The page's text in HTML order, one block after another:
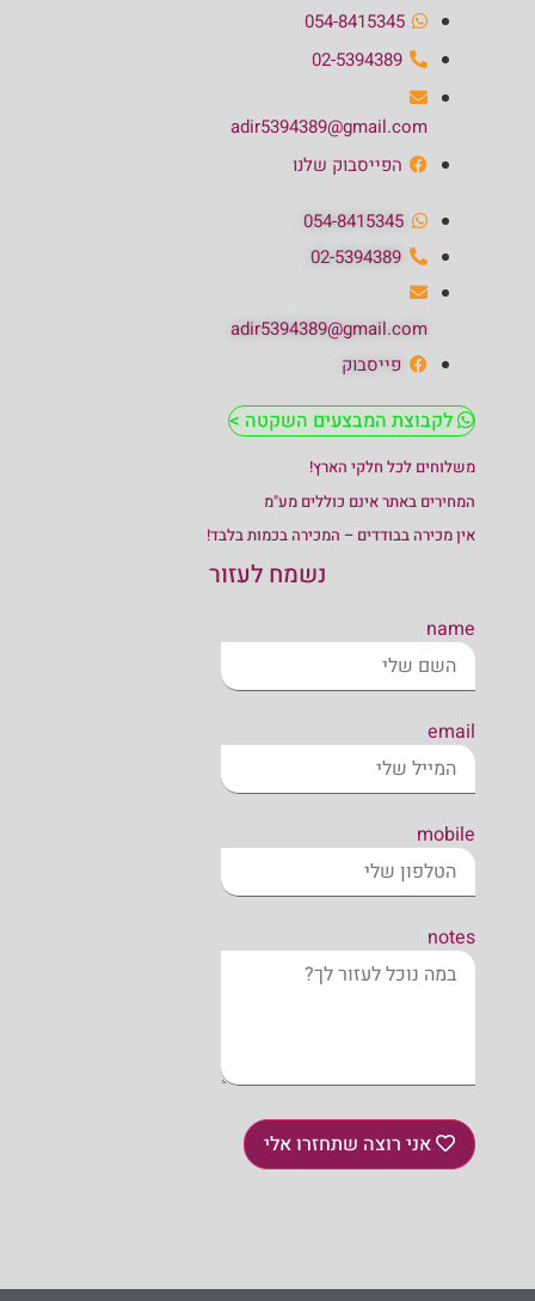
054-8415345
02-5394389
adir5394389@gmail.com
הפייסבוק שלנו
054-8415345
02-5394389
adir5394389@gmail.com
פייסבוק
לקבוצת המבצעים השקטה >
משלוחים לכל חלקי הארץ!
המחירים באתר אינם כוללים מע"מ
אין מכירה בבודדים – המכירה בכמות בלבד!
נשמח לעזור
name
email
mobile
notes
אני רוצה שתחזרו אלי